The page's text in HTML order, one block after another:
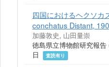
四国におけるヘクソカ
conchatus Distant,
加藤敦史, 山田量崇
徳島県立博物館研究報
日
査読有り